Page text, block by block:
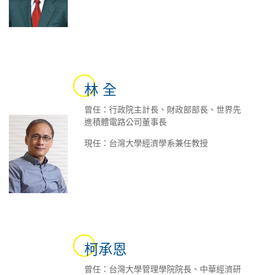
林 全
曾任：行政院主計長、財政部部長、世界先
進積體電路公司董事長
現任：台灣大學經濟學系兼任教授
柯承恩
曾任：台灣大學管理學院院長、中華經濟研